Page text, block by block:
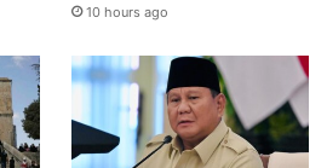
10 hours ago